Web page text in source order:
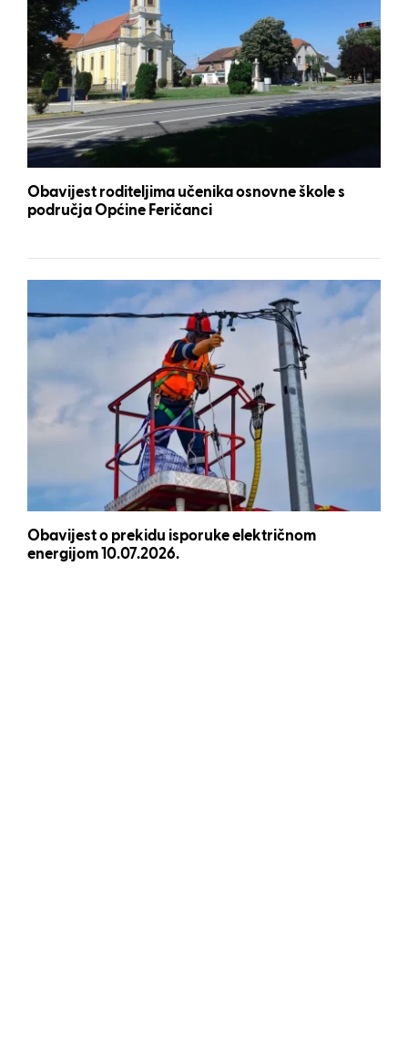
Obavijest roditeljima učenika osnovne škole s
područja Općine Feričanci
Obavijest o prekidu isporuke električnom
energijom 10.07.2026.